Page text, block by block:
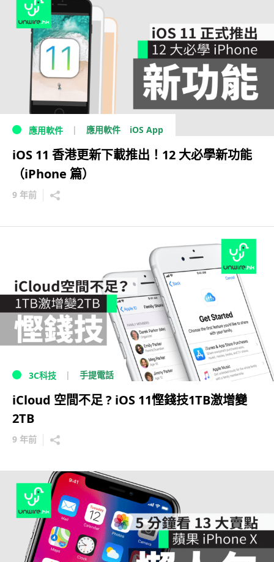
應用軟件 應用軟件 iOS App
iOS 11 香港更新下載推出！12 大必學新功能
（iPhone 篇）
9 年前
3C科技 手提電話
iCloud 空間不足 ? iOS 11慳錢技1TB激增變
2TB
9 年前